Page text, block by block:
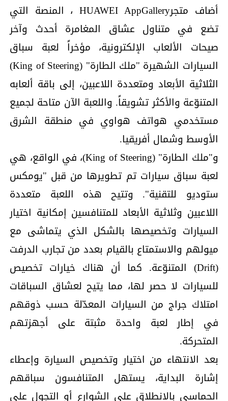
أضاف متجرHUAWEI AppGallery ، المنصة التي
تضع في متناول عشاق المغامرة أحدث وآخر
صيحات الألعاب الإلكترونية، مؤخراً لعبة سباق
السيارات الشهيرة "ملك الطارة" (King of Steering)
الثلاثية الأبعاد ومتعددة اللاعبين، إلى باقة ألعابه
المتنوّعة والأكثر تشويقاً. واللعبة الآن متاحة لجميع
مستخدمي هواتف هواوي في منطقة الشرق
الأوسط وشمال أفريقيا.
و"ملك الطارة" (King of Steering)، في الواقع، هي
لعبة سباق سيارات تم تطويرها من قبل "يومكس
ستوديو للتقنية". وتتيح هذه اللعبة متعددة
اللاعبين وثلاثية الأبعاد للمتنافسين إمكانية اختيار
السيارات وتخصيصها بالشكل الذي يتماشى مع
ميولهم والاستمتاع بالقيام بعدد من تجارب الدرفت
(Drift) المتنوّعة. كما أن هناك خيارات تخصيص
للسيارات لا حصر لها، مما يتيح لعشاق السباقات
امتلاك جراج من السيارات المعدّلة حسب ذوقهم
في إطار لعبة واحدة مثبتة على أجهزتهم
المتحركة.
بعد الانتهاء من اختيار وتخصيص السيارة وإعطاء
إشارة البداية، يستهل المتنافسون سباقهم
الحماسي بالانطلاق على الشوارع أو التجول على